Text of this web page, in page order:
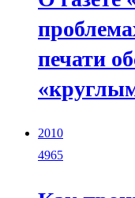
печати
2010
4965